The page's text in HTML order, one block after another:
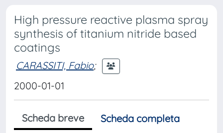
High pressure reactive plasma spray
synthesis of titanium nitride based
coatings
CARASSITI, Fabio;
2000-01-01
Scheda breve
Scheda completa